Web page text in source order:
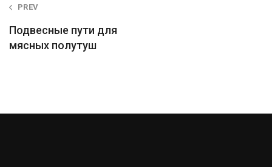
Post
navigation
PREV
Подвесные пути для
мясных полутуш